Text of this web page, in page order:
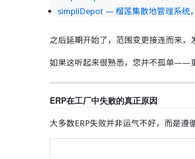
simpliDepot — 榴莲集散地管理系统
之后延期开始了，范围变更接连而来，
如果这听起来很熟悉，您并不孤单——
ERP在工厂中失败的真正原因
大多数ERP失败并非运气不好，而是遵